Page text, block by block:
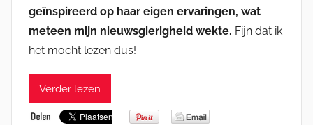
geïnspireerd op haar eigen ervaringen, wat
meteen mijn nieuwsgierigheid wekte. Fijn dat ik
het mocht lezen dus!
Verder lezen